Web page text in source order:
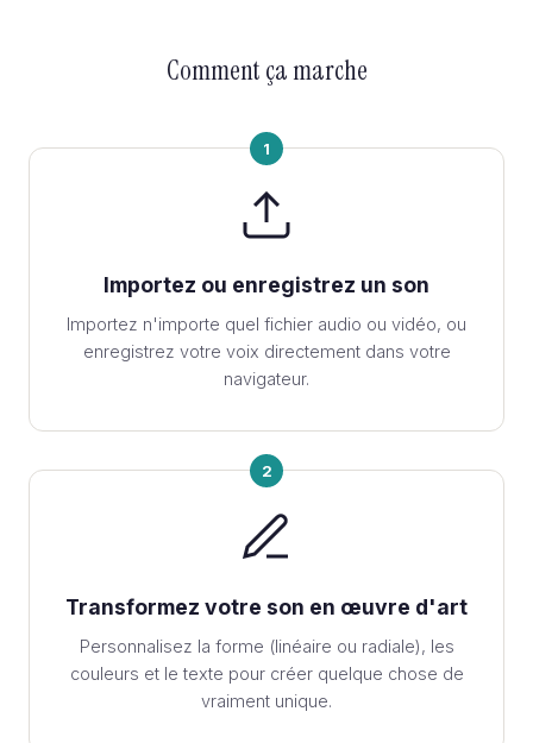
Comment ça marche
1
Importez ou enregistrez un son
Importez n'importe quel fichier audio ou vidéo, ou
enregistrez votre voix directement dans votre
navigateur.
2
Transformez votre son en œuvre d'art
Personnalisez la forme (linéaire ou radiale), les
couleurs et le texte pour créer quelque chose de
vraiment unique.